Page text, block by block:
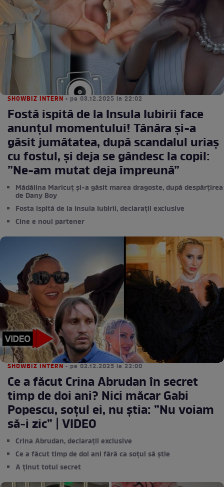
SHOWBIZ INTERN • pe 03.12.2025 la 22:02
Fostă ispită de la Insula Iubirii face
anunțul momentului! Tânăra și-a
găsit jumătatea, după scandalul uriaș
cu fostul, și deja se gândesc la copil:
”Ne-am mutat deja împreună”
Mădălina Maricuț și-a găsit marea dragoste, după despărțirea
de Dany Boy
Fosta ispită de la Insula Iubirii, declarații exclusive
Cine e noul partener
SHOWBIZ INTERN • pe 02.12.2025 la 22:00
Ce a făcut Crina Abrudan în secret
timp de doi ani? Nici măcar Gabi
Popescu, soțul ei, nu știa: ”Nu voiam
să-i zic” | VIDEO
Crina Abrudan, declarații exclusive
Ce a făcut timp de doi ani fără ca soțul să știe
A ținut totul secret